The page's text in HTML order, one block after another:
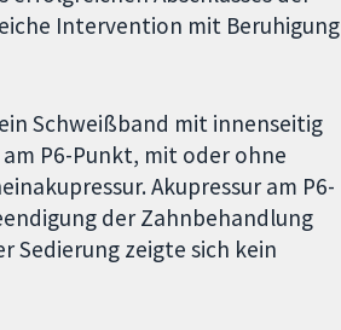
Intervention mit Beruhigung
Schweißband mit innenseitig
P6-Punkt, mit oder ohne
Akupressur am P6-
der Zahnbehandlung
Sedierung zeigte sich kein